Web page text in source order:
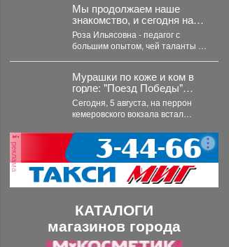
2000 руб.
Вихрь»
10590 руб.
сзади....
Мы продолжаем наше
знакомство, и сегодня наш
гость - руководитель Арт-
студии «Просто интересно»
- Некрасова Роза
Ильясовна.
Роза Ильясовна - педагог с
большим опытом, чей таланты и
Мурашки по коже и ком в
горле: "Поезд Победы"
приехал в Кемерово
Сегодня, 5 августа, на перрон
кемеровского вокзала встал
"Поезд Победы"....
реклама
КАТАЛОГИ
магазинов города